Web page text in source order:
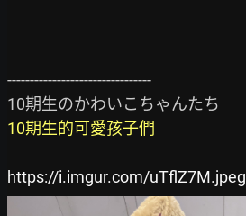
--------------------------------
10期生的可愛孩子們
https://i.imgur.com/uTflZ7M.jpeg